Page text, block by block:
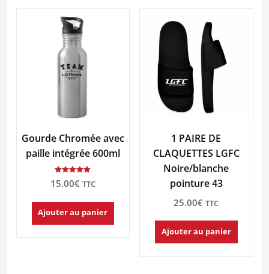
Gourde Chromée avec
paille intégrée 600ml
Note
5.00
15.00€ TTC
Ajouter au panier
1 PAIRE DE
CLAQUETTES LGFC
Noire/blanche
pointure 43
25.00€ TTC
Ajouter au panier